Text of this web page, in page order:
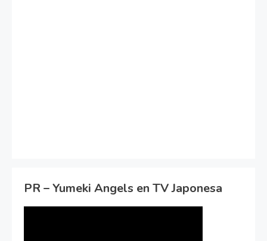
PR – Yumeki Angels en TV Japonesa